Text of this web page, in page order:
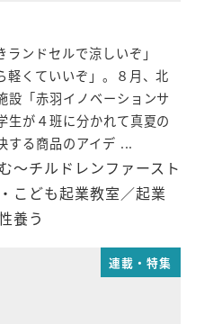
～チルドレンファースト
こども起業教室／起業
養う
ンドセルで涼しいぞ」
軽くていいぞ」。８月、北
設「赤羽イノベーションサ
生が４班に分かれて真夏の
する商品のアイデ ...
連載・特集